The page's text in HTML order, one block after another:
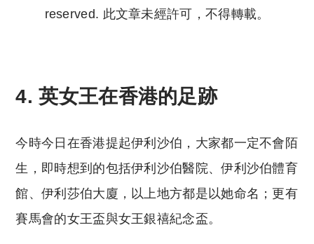
reserved. 此文章未經許可，不得轉載。
4. 英女王在香港的足跡
今時今日在香港提起伊利沙伯，大家都一定不會陌
生，即時想到的包括伊利沙伯醫院、伊利沙伯體育
館、伊利莎伯大廈，以上地方都是以她命名；更有
賽馬會的女王盃與女王銀禧紀念盃。